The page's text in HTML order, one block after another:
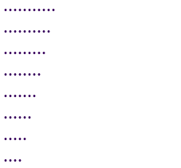
...........
..........
.........
........
.......
......
.....
....